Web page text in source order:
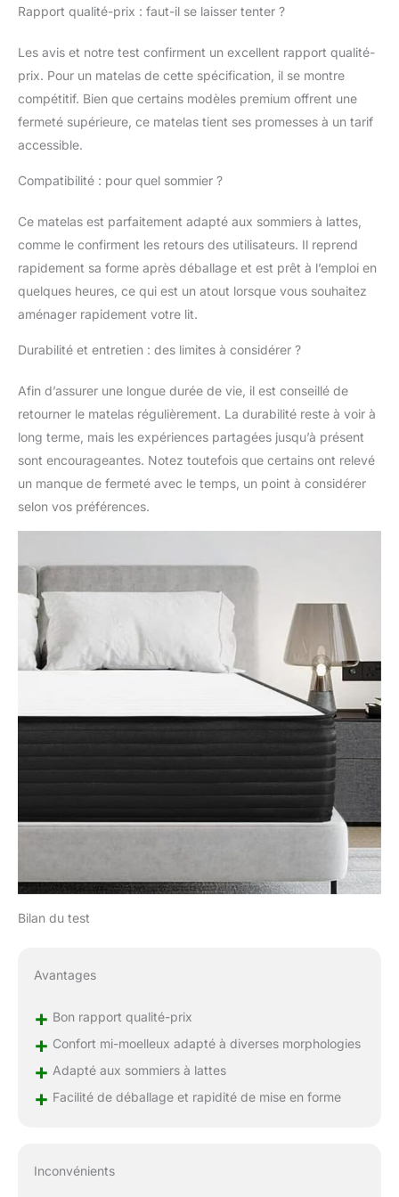
RESPIRATOIRE】Noyau
respirants pour un
climat de sommeil
optimal. 【EMBALLAGE
SOUS VIDE】Le
matelas adopte la
La petite taille du colis
récupérer facilement
votre colis. Après le
déballage, le matelas
reprend sa forme
d'origine après avoir
reposé pendant un
avoir reçu le produit,
soleil, ce qui peut
stériliser et favoriser
efficacement la santé
physique.)
Rapport qualité-prix : faut-il se laisser tenter ?
Les avis et notre test confirment un excellent rapport qualité-
prix. Pour un matelas de cette spécification, il se montre
compétitif. Bien que certains modèles premium offrent une
fermeté supérieure, ce matelas tient ses promesses à un tarif
accessible.
Compatibilité : pour quel sommier ?
Ce matelas est parfaitement adapté aux sommiers à lattes,
comme le confirment les retours des utilisateurs. Il reprend
rapidement sa forme après déballage et est prêt à l’emploi en
quelques heures, ce qui est un atout lorsque vous souhaitez
aménager rapidement votre lit.
Durabilité et entretien : des limites à considérer ?
Afin d’assurer une longue durée de vie, il est conseillé de
retourner le matelas régulièrement. La durabilité reste à voir à
long terme, mais les expériences partagées jusqu’à présent
sont encourageantes. Notez toutefois que certains ont relevé
un manque de fermeté avec le temps, un point à considérer
selon vos préférences.
Bilan du test
Avantages
+ Bon rapport qualité-prix
+ Confort mi-moelleux adapté à diverses morphologies
+ Adapté aux sommiers à lattes
+ Facilité de déballage et rapidité de mise en forme
Inconvénients